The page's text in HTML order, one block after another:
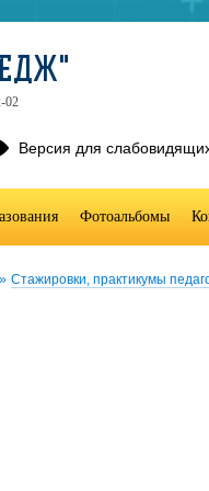
» Стажировки, практикумы
02
Версия для
Фотоальбомы